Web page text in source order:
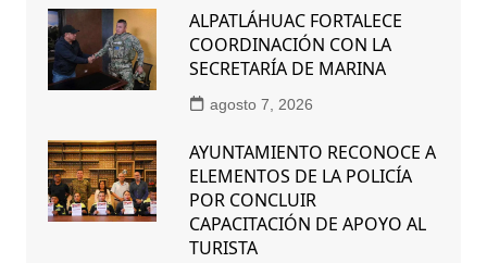
ALPATLÁHUAC FORTALECE
COORDINACIÓN CON LA
SECRETARÍA DE MARINA
agosto 7, 2026
AYUNTAMIENTO RECONOCE A
ELEMENTOS DE LA POLICÍA
POR CONCLUIR
CAPACITACIÓN DE APOYO AL
TURISTA